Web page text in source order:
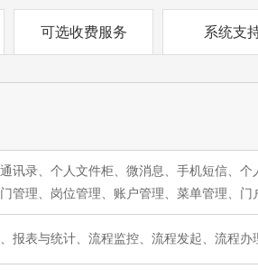
可选收费服务 系统支
讯录、个人文件柜、微消息、手机短信、
管理、岗位管理、账户管理、菜单管理、门
报表与统计、流程监控、流程发起、流程办